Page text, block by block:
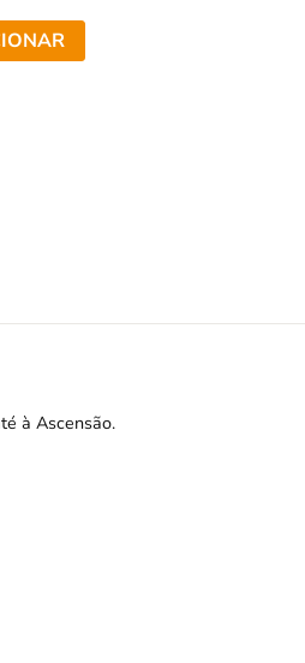
à Ascensão.